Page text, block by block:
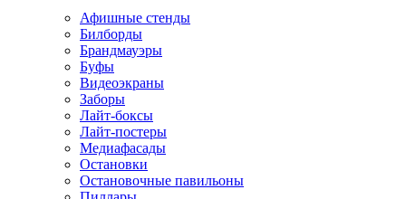
Афишные стенды
Билборды
Брандмауэры
Буфы
Видеоэкраны
Заборы
Лайт-боксы
Лайт-постеры
Медиафасады
Остановки
Остановочные павильоны